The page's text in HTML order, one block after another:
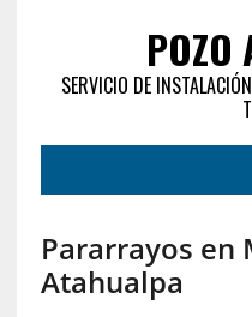
POZO
SERVICIO DE
Pararrayos en
Atahualpa